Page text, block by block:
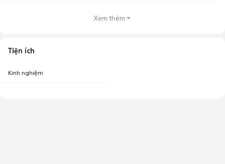
Xem thêm
Tiện ích
Kinh nghiệm